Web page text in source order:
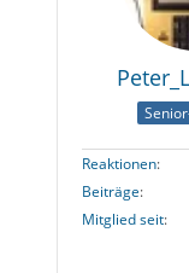
Reaktionen
Beiträge
Mitglied seit